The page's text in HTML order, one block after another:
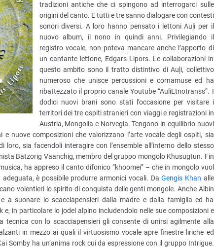
tradizioni antiche che ci spingono ad interrogarci sulle
origini del canto. E tutti e tre sanno dialogare con contesti
sonori diversi. A loro hanno pensato i lettoni Auļi per il
nuovo album, il nono in quindi anni. Privilegiando il
registro vocale, non poteva mancare anche l’apporto di
un cantante lettone, Edgars Lipors. Le collaborazioni in
questo ambito sono il tratto distintivo di Auļi, collettivo
numeroso che unisce percussioni e cornamuse ed ha
ribattezzato il proprio canale Youtube “AuliEtnotranss”. I
dodici nuovi brani sono stati l’occasione per visitare i
territori dei tre ospiti stranieri con viaggi e registrazioni in
Austria, Mongolia e Norvegia. Tengono in equilibrio nuovi
nuove composizioni che valorizzano l’arte vocale degli ospiti, sia
sia facendoli interagire con l’ensemble all’interno dello stesso
Batzorig Vaanchig, membro del gruppo mongolo Khusugtun. Fin
ha appreso il canto difonico “khoomei” – che in mongolo vuol
è possibile produrre armonici vocali. DaGengis Khan alle
volentieri lo spirito di conquista delle genti mongole. Anche Albin
a suonare lo scacciapensieri dalla madre e dalla famiglia ed ha
e, in particolare lo jodel alpino includendolo nelle sue composizioni e
tecnica con lo scacciapensieri gli consente di unirsi agilmente alla
in mezzo ai quali il virtuosismo vocale apre finestre liriche ed
Somby ha un’anima rock cui da espressione con il gruppo Intrigue.